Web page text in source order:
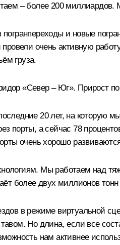
– более 200
погранпереходы и новые
провели очень активную
груза.
«Север – Юг». Прирост
20 лет, на которую
порты, а сейчас 78
очень хорошо
Мы работаем над
более двух миллионов тонн
в режиме виртуальной
Но длина, если все
нам активнее